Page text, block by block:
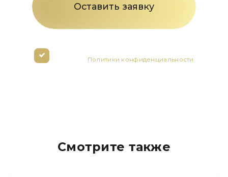
Нажимая кнопку вы соглашаетесь с
условиями Политики конфиденциальности
Смотрите также